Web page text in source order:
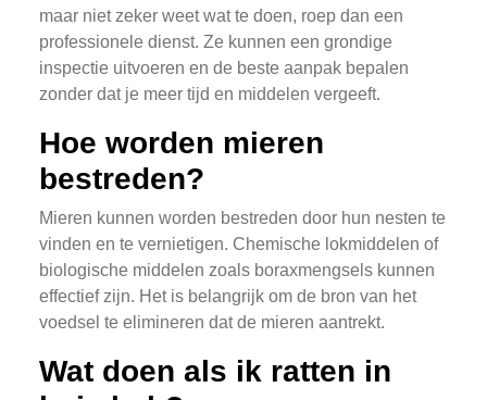
maar niet zeker weet wat te doen, roep dan een
professionele dienst. Ze kunnen een grondige
inspectie uitvoeren en de beste aanpak bepalen
zonder dat je meer tijd en middelen vergeeft.
Hoe worden mieren
bestreden?
Mieren kunnen worden bestreden door hun nesten te
vinden en te vernietigen. Chemische lokmiddelen of
biologische middelen zoals boraxmengsels kunnen
effectief zijn. Het is belangrijk om de bron van het
voedsel te elimineren dat de mieren aantrekt.
Wat doen als ik ratten in